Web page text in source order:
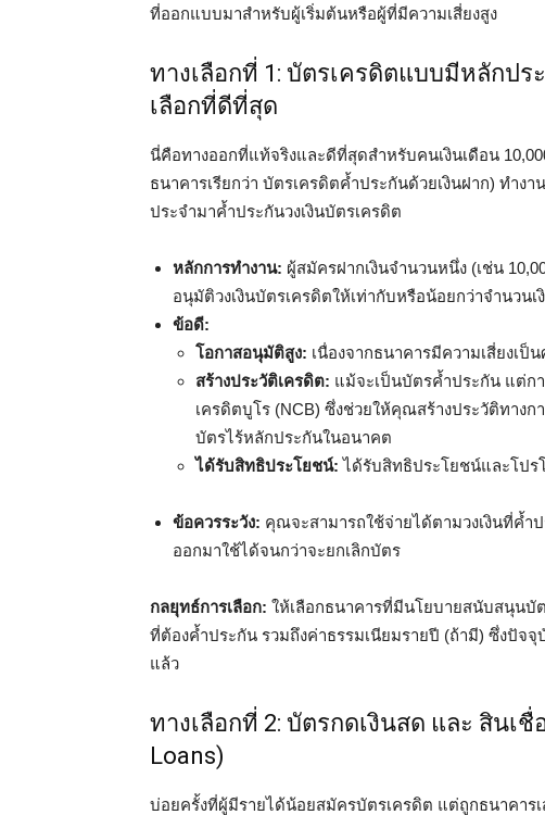
ที่ออกแบบมาสำหรับผู้เริ่มต้นหรือผู้ที่มีความเสี่ยงสูง
ทางเลือกที่ 1: บัตรเครดิตแบบมีหลักปร
เลือกที่ดีที่สุด
นี่คือทางออกที่แท้จริงและดีที่สุดสำหรับคนเงินเดือน
ธนาคารเรียกว่า บัตรเครดิตค้ำประกันด้วยเงินฝาก) ทำง
ประจำมาค้ำประกันวงเงินบัตรเครดิต
หลักการทำงาน: ผู้สมัครฝากเงินจำนวนหนึ่ง (เช่น
อนุมัติวงเงินบัตรเครดิตให้เท่ากับหรือน้อยกว่าจำนวน
ข้อดี:
โอกาสอนุมัติสูง: เนื่องจากธนาคารมีความเสี่ยงเ
สร้างประวัติเครดิต: แม้จะเป็นบัตรค้ำประกัน แต่กา
เครดิตบูโร (NCB) ซึ่งช่วยให้คุณสร้างประวัติทางก
บัตรไร้หลักประกันในอนาคต
ได้รับสิทธิประโยชน์: ได้รับสิทธิประโยชน์และโปร
ข้อควรระวัง: คุณจะสามารถใช้จ่ายได้ตามวงเงินที่ค้ำ
ออกมาใช้ได้จนกว่าจะยกเลิกบัตร
กลยุทธ์การเลือก: ให้เลือกธนาคารที่มีนโยบายสนับสนุนบั
ที่ต้องค้ำประกัน รวมถึงค่าธรรมเนียมรายปี (ถ้ามี) ซึ่งปั
แล้ว
ทางเลือกที่ 2: บัตรกดเงินสด และ สินเ
Loans)
บ่อยครั้งที่ผู้มีรายได้น้อยสมัครบัตรเครดิต แต่ถูกธนาคา